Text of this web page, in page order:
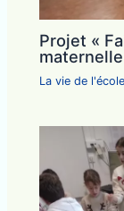
Projet «
maternelle
La vie de l'école